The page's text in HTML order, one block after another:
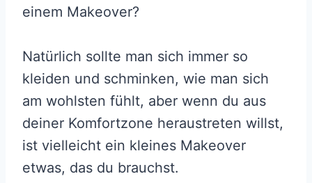
einem Makeover?
Natürlich sollte man sich immer so
kleiden und schminken, wie man sich
am wohlsten fühlt, aber wenn du aus
deiner Komfortzone heraustreten willst,
ist vielleicht ein kleines Makeover
etwas, das du brauchst.